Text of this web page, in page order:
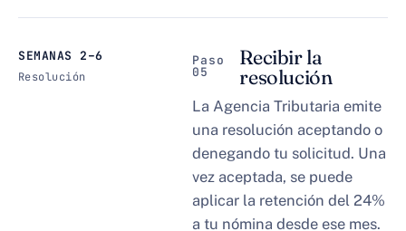
SEMANAS 2–6
Resolución
Paso
05
Recibir la
resolución
La Agencia Tributaria emite
una resolución aceptando o
denegando tu solicitud. Una
vez aceptada, se puede
aplicar la retención del 24%
a tu nómina desde ese mes.